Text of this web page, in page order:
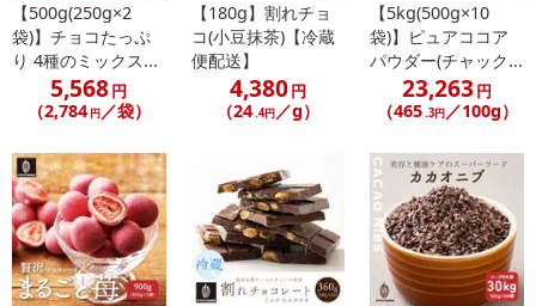
【500g(250g×2
袋)】チョコたっぷ
り 4種のミックス...
5,568円
（2,784 円／袋）
【180g】割れチョ
コ(小豆抹茶)【冷蔵
便配送】
4,380円
（24.4円／g）
【5kg(500g×10
袋)】ピュアココア
パウダー(チャック...
23,263円
（465.3円／100g）